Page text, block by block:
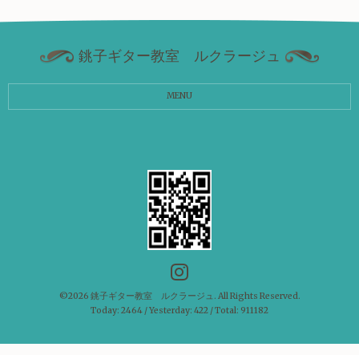
銚子ギター教室 ルクラージュ
MENU
©2026 銚子ギター教室 ルクラージュ . All Rights Reserved.
Today: 2464 / Yesterday: 422 / Total: 911182